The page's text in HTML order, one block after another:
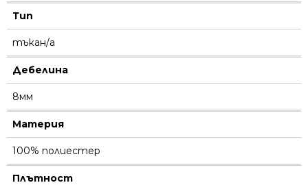
Тип
тъкан/а
Дебелина
8мм
Материя
100% полиестер
Плътност